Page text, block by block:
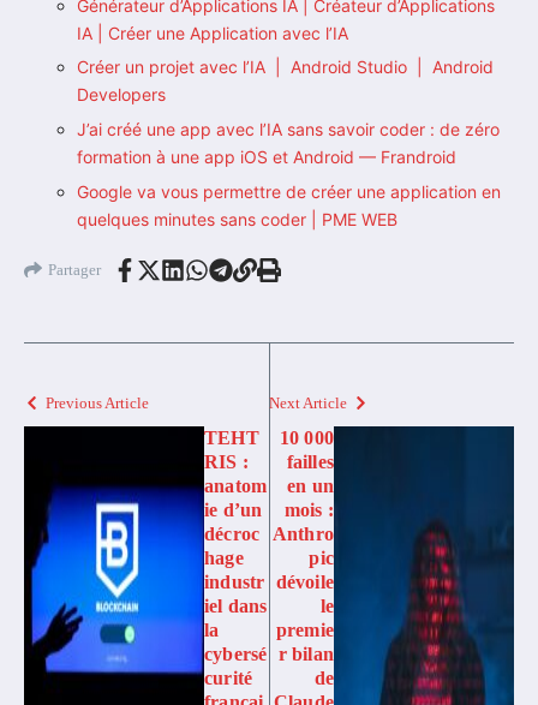
Générateur d’Applications IA | Créateur d’Applications
IA | Créer une Application avec l’IA
Créer un projet avec l’IA | Android Studio | Android
Developers
J’ai créé une app avec l’IA sans savoir coder : de zéro
formation à une app iOS et Android — Frandroid
Google va vous permettre de créer une application en
quelques minutes sans coder | PME WEB
Partager
Previous Article
TEHT
RIS :
anatom
ie d’un
décroc
hage
industr
iel dans
la
cybersé
curité
Next Article
10 000
failles
en un
mois :
Anthro
pic
dévoile
le
premie
r bilan
de